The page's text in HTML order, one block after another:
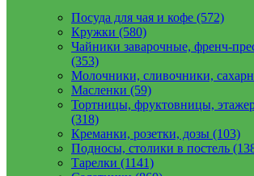
Посуда для чая и кофе (572)
Кружки (580)
Чайники заварочные, френч-
(353)
Молочники, сливочники,
Масленки (59)
Тортницы, фруктовницы,
(318)
Креманки, розетки, дозы (103)
Подносы, столики в постель
Тарелки (1141)